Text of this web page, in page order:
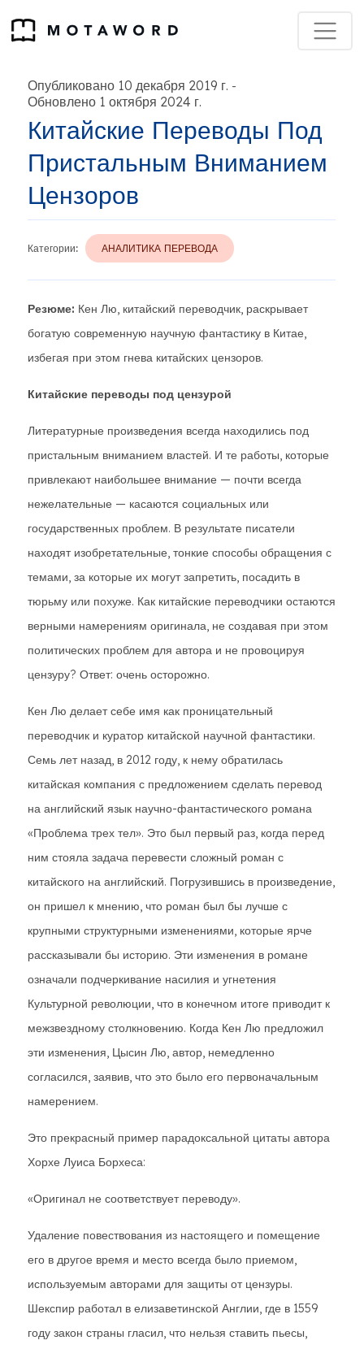
Опубликовано 10 декабря 2019 г. -
Обновлено 1 октября 2024 г.
Китайские Переводы Под
Пристальным Вниманием
Цензоров
Категории: АНАЛИТИКА ПЕРЕВОДА
Резюме: Кен Лю, китайский переводчик, раскрывает
богатую современную научную фантастику в Китае,
избегая при этом гнева китайских цензоров.
Китайские переводы под цензурой
Литературные произведения всегда находились под
пристальным вниманием властей. И те работы, которые
привлекают наибольшее внимание — почти всегда
нежелательные — касаются социальных или
государственных проблем. В результате писатели
находят изобретательные, тонкие способы обращения с
темами, за которые их могут запретить, посадить в
тюрьму или похуже. Как китайские переводчики остаются
верными намерениям оригинала, не создавая при этом
политических проблем для автора и не провоцируя
цензуру? Ответ: очень осторожно.
Кен Лю делает себе имя как проницательный
переводчик и куратор китайской научной фантастики.
Семь лет назад, в 2012 году, к нему обратилась
китайская компания с предложением сделать перевод
на английский язык научно-фантастического романа
«Проблема трех тел». Это был первый раз, когда перед
ним стояла задача перевести сложный роман с
китайского на английский. Погрузившись в произведение,
он пришел к мнению, что роман был бы лучше с
крупными структурными изменениями, которые ярче
рассказывали бы историю. Эти изменения в романе
означали подчеркивание насилия и угнетения
Культурной революции, что в конечном итоге приводит к
межзвездному столкновению. Когда Кен Лю предложил
эти изменения, Цысин Лю, автор, немедленно
согласился, заявив, что это было его первоначальным
намерением.
Это прекрасный пример парадоксальной цитаты автора
Хорхе Луиса Борхеса:
«Оригинал не соответствует переводу».
Удаление повествования из настоящего и помещение
его в другое время и место всегда было приемом,
используемым авторами для защиты от цензуры.
Шекспир работал в елизаветинской Англии, где в 1559
году закон страны гласил, что нельзя ставить пьесы,